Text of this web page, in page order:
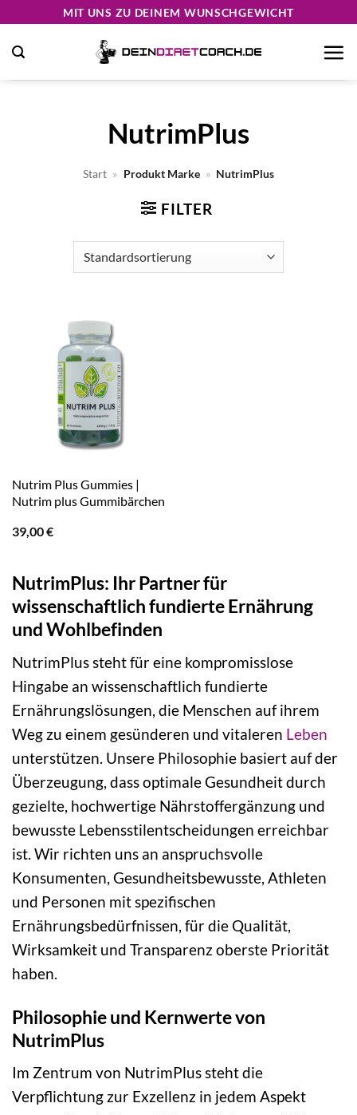
springen
MIT UNS ZU DEINEM WUNSCHGEWICHT
NutrimPlus
Start » Produkt Marke » NutrimPlus
FILTER
Nutrim Plus Gummies |
Nutrim plus Gummibärchen
39,00€
NutrimPlus: Ihr Partner für
wissenschaftlich fundierte Ernährung
und Wohlbefinden
NutrimPlus steht für eine kompromisslose
Hingabe an wissenschaftlich fundierte
Ernährungslösungen, die Menschen auf ihrem
Weg zu einem gesünderen und vitaleren Leben
unterstützen. Unsere Philosophie basiert auf der
Überzeugung, dass optimale Gesundheit durch
gezielte, hochwertige Nährstoffergänzung und
bewusste Lebensstilentscheidungen erreichbar
ist. Wir richten uns an anspruchsvolle
Konsumenten, Gesundheitsbewusste, Athleten
und Personen mit spezifischen
Ernährungsbedürfnissen, für die Qualität,
Wirksamkeit und Transparenz oberste Priorität
haben.
Philosophie und Kernwerte von
NutrimPlus
Im Zentrum von NutrimPlus steht die
Verpflichtung zur Exzellenz in jedem Aspekt